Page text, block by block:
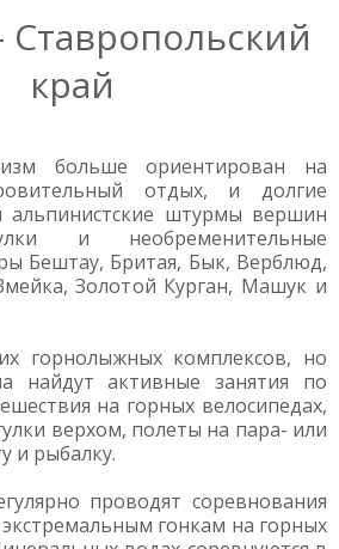
Ставропольский
край
больше ориентирован на
отдых, и долгие
штурмы вершин
и необременительные
Бештау, Бритая, Бык, Верблюд,
Золотой Курган, Машук и
горнолыжных комплексов, но
найдут активные занятия по
на горных велосипедах,
верхом, полеты на пара- или
и рыбалку.
проводят соревнования
гонкам на горных